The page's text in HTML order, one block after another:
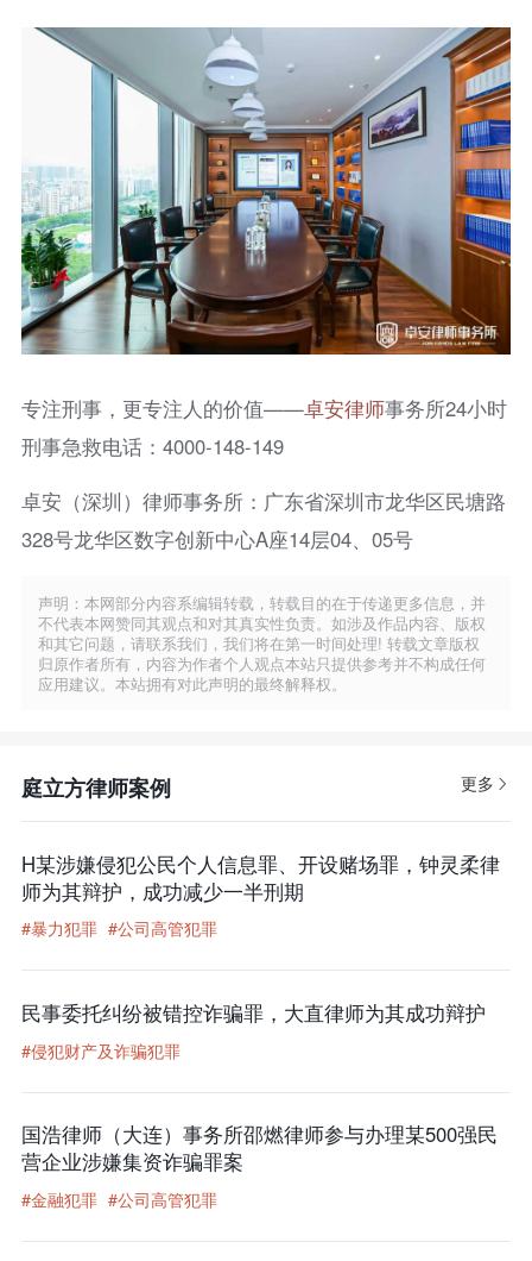
专注刑事，更专注人的价值——卓安律师事务所24小时
刑事急救电话：4000-148-149
卓安（深圳）律师事务所：广东省深圳市龙华区民塘路
328号龙华区数字创新中心A座14层04、05号
声明：本网部分内容系编辑转载，转载目的在于传递更多信息，并
不代表本网赞同其观点和对其真实性负责。如涉及作品内容、版权
和其它问题，请联系我们，我们将在第一时间处理! 转载文章版权
归原作者所有，内容为作者个人观点本站只提供参考并不构成任何
应用建议。本站拥有对此声明的最终解释权。
庭立方律师案例 更多
H某涉嫌侵犯公民个人信息罪、开设赌场罪，钟灵柔律
师为其辩护，成功减少一半刑期
#暴力犯罪 #公司高管犯罪
民事委托纠纷被错控诈骗罪，大直律师为其成功辩护
#侵犯财产及诈骗犯罪
国浩律师（大连）事务所邵燃律师参与办理某500强民
营企业涉嫌集资诈骗罪案
#金融犯罪 #公司高管犯罪